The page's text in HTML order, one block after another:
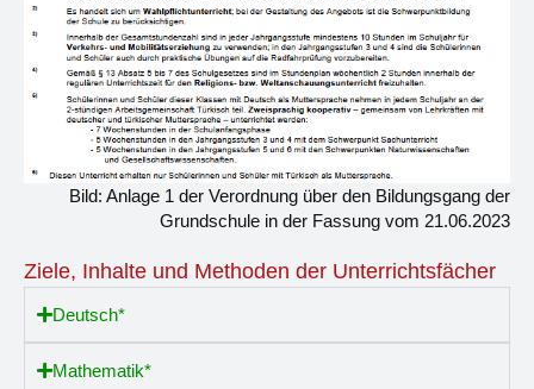
Bild: Anlage 1 der Verordnung über den Bildungsgang der
Grundschule in der Fassung vom 21.06.2023
Ziele, Inhalte und Methoden der Unterrichtsfächer
Deutsch*
Mathematik*